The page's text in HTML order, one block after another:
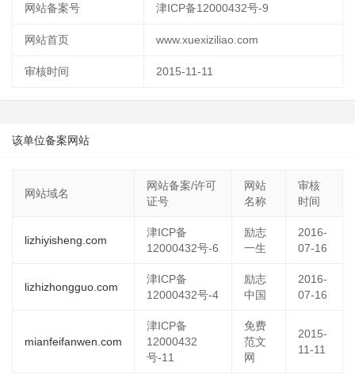
网站备案号 津ICP备12000432号-9
网站首页 www.xuexiziliao.com
审核时间 2015-11-11
该单位备案网站
网站域名
网站备案/许可
证号
网站
名称
审核
时间
lizhiyisheng.com
津ICP备
12000432号-6
励志
一生
2016-
07-16
lizhizhongguo.com
津ICP备
12000432号-4
励志
中国
2016-
07-16
mianfeifanwen.com
津ICP备
12000432
号-11
免费
范文
网
2015-
11-11